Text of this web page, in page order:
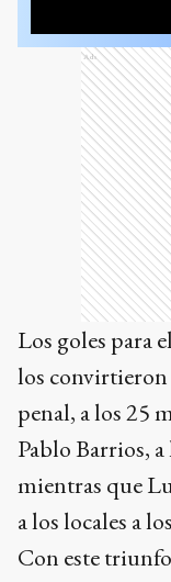
Ads
Los goles para
los
penal, a los 25
Pablo Barrios,
mientras que
a los locales a
Con este